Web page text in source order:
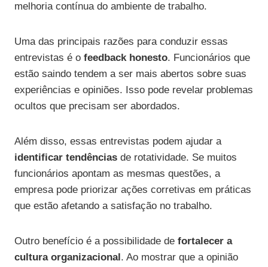
melhoria contínua do ambiente de trabalho.
Uma das principais razões para conduzir essas
entrevistas é o feedback honesto. Funcionários que
estão saindo tendem a ser mais abertos sobre suas
experiências e opiniões. Isso pode revelar problemas
ocultos que precisam ser abordados.
Além disso, essas entrevistas podem ajudar a
identificar tendências de rotatividade. Se muitos
funcionários apontam as mesmas questões, a
empresa pode priorizar ações corretivas em práticas
que estão afetando a satisfação no trabalho.
Outro benefício é a possibilidade de fortalecer a
cultura organizacional . Ao mostrar que a opinião